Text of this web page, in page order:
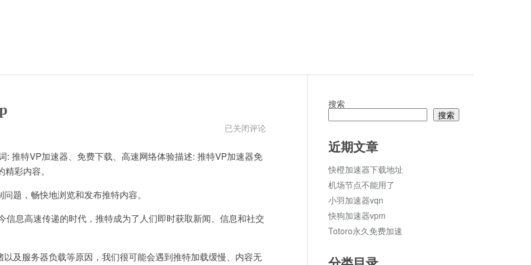
推
久
下
载
已关闭评论
特VP加速器、免费下载、高速网络体验描述: 推特VP加速器免
彩内容。
，畅快地浏览和发布推特内容。
高速传递的时代，推特成为了人们即时获取新闻、信息和社交
服务器负载等原因，我们很可能会遇到推特加载缓慢、内容无
搜索
搜索
近期文章
快橙加速器下载地址
机场节点不能用了
小羽加速器vqn
快狗加速器vpm
Totoro永久免费加速